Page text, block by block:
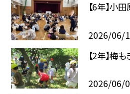
【6年】小
2026/06/
【2年】梅
2026/06/